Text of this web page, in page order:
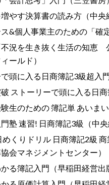
やす決算書の読み方（中央
&個人事業主のための「確
況を生き抜く生活の知恵
ールド）
頭に入る日商簿記3級超入
ストーリーで頭に入る日
生のための 簿記単 あいま
塾 速習! 日商簿記3級（中央
めくりドリル 日商簿記2級
協会マネジメントセンター）
る簿記入門（早稲田経営出